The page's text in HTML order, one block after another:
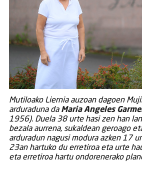
Mutiloako Liernia auzoan dagoen
arduraduna da Maria Angeles
1956). Duela 38 urte hasi zen han
bezala aurrena, sukaldean geroago
arduradun nagusi modura azken 17
23an hartuko du erretiroa eta urte
eta erretiroa hartu ondorenerako